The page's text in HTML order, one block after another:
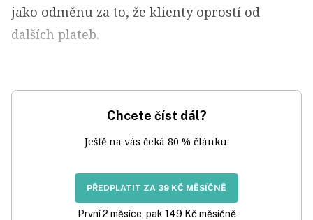
jako odměnu za to, že klienty oprostí od
dalších plateb.
Chcete číst dál?
Ještě na vás čeká 80 % článku.
PŘEDPLATIT ZA 39 KČ MĚSÍČNĚ
První 2 měsíce, pak 149 Kč měsíčně